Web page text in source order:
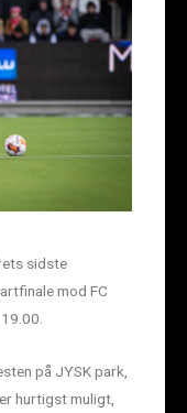
sidste
mod FC
på JYSK park,
hurtigst muligt,